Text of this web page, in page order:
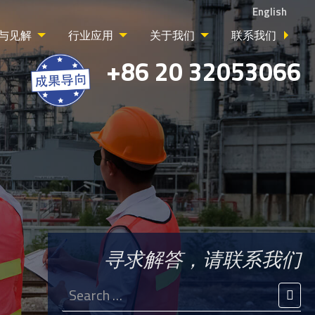
English
见解 行业应用 关于我们 联系我们
+86 20 32053066
寻求解答，请联系我们
Search
for: